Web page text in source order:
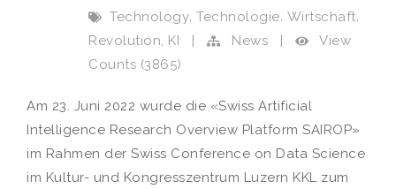
Technology, Technologie, Wirtschaft,
Revolution, KI News
View
Counts (3865)
Am 23. Juni 2022 wurde die «Swiss Artificial
Intelligence Research Overview Platform SAIROP»
im Rahmen der Swiss Conference on Data Science
im Kultur- und Kongresszentrum Luzern KKL zum